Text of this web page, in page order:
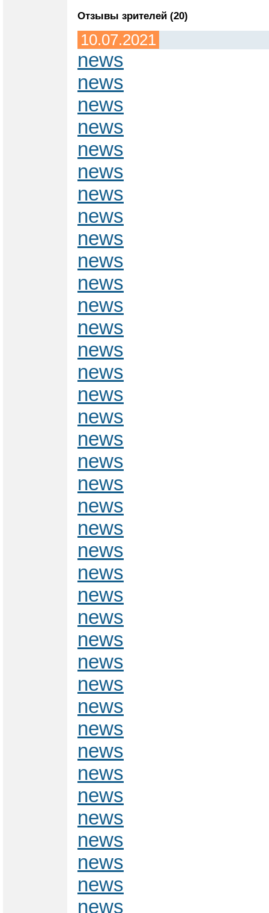
Отзывы зрителей (20)
10.07.2021
news
news
news
news
news
news
news
news
news
news
news
news
news
news
news
news
news
news
news
news
news
news
news
news
news
news
news
news
news
news
news
news
news
news
news
news
news
news
news